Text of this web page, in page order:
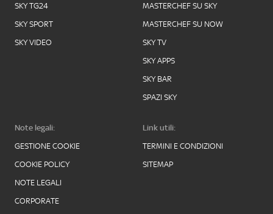
SKY TG24
SKY SPORT
SKY VIDEO
MASTERCHEF SU SKY
MASTERCHEF SU NOW
SKY TV
SKY APPS
SKY BAR
SPAZI SKY
Note legali:
GESTIONE COOKIE
COOKIE POLICY
NOTE LEGALI
CORPORATE
Link utili:
TERMINI E CONDIZIONI
SITEMAP